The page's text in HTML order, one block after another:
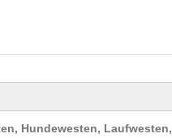
Hundewesten, Laufwesten,